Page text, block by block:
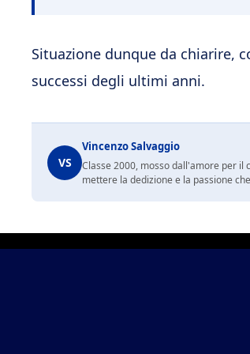
Situazione dunque da chiarire,
successi degli ultimi anni.
VS
Vincenzo Salvaggio
Classe 2000, mosso dall'amore per
mettere la dedizione e la passione